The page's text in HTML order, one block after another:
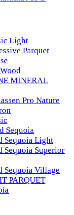
Light
Parquet
MINERAL
Pro Nature
Sequoia
Sequoia Light
Superior
Sequoia Village
PARQUET